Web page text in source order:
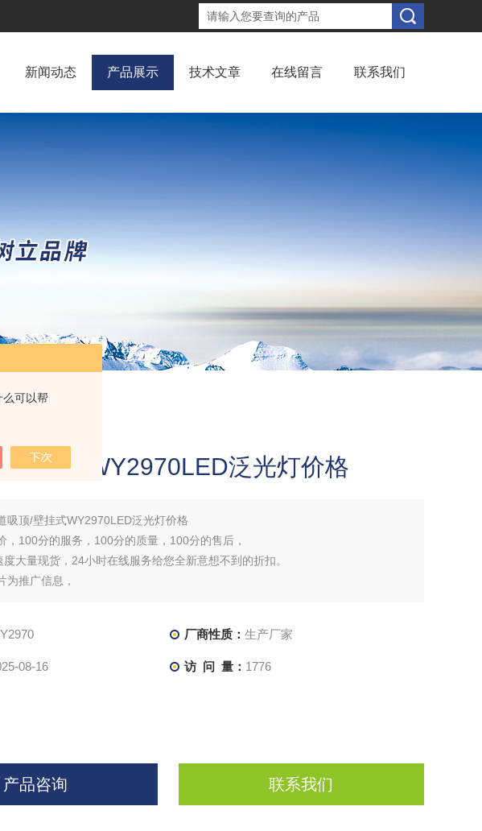
么可以帮
新闻动态 产品展示 技术文章 在线留言 联系我们
灯价格
/壁挂式WY2970LED泛光灯价格
吸顶/壁挂式WY2970LED泛光灯价格
，100分的服务，100分的质量，100分的售后，
大量现货，24小时在线服务给您全新意想不到的折扣。
为推广信息，
厂商性质： 生产厂家
08-16 访 问 量： 1776
产品咨询 联系我们